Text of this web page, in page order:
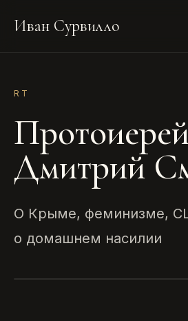
Иван Сурвилло
RT
Дмитрий
О Крыме, феминизме,
о домашнем насилии